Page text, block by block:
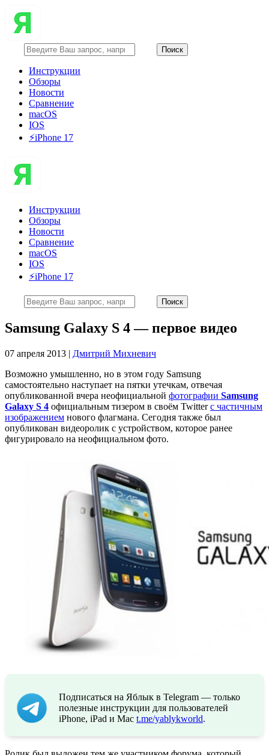
Инструкции
Обзоры
Новости
Сравнение
macOS
IOS
⚡️iPhone 17
Инструкции
Обзоры
Новости
Сравнение
macOS
IOS
⚡️iPhone 17
Samsung Galaxy S 4 — первое видео
07 апреля 2013 | Дмитрий Михневич
Возможно умышленно, но в этом году Samsung
самостоятельно наступает на пятки утечкам, отвечая
опубликованной вчера неофициальной фотографии Samsung
Galaxy S 4 официальным тизером в своём Twitterс частичным
изображением нового флагмана. Сегодня также был
опубликован видеоролик с устройством, которое ранее
фигурировало на неофициальном фото.
Подписаться на Яблык в Telegram — только
полезные инструкции для пользователей
iPhone, iPad и Mac t.me/yablykworld.